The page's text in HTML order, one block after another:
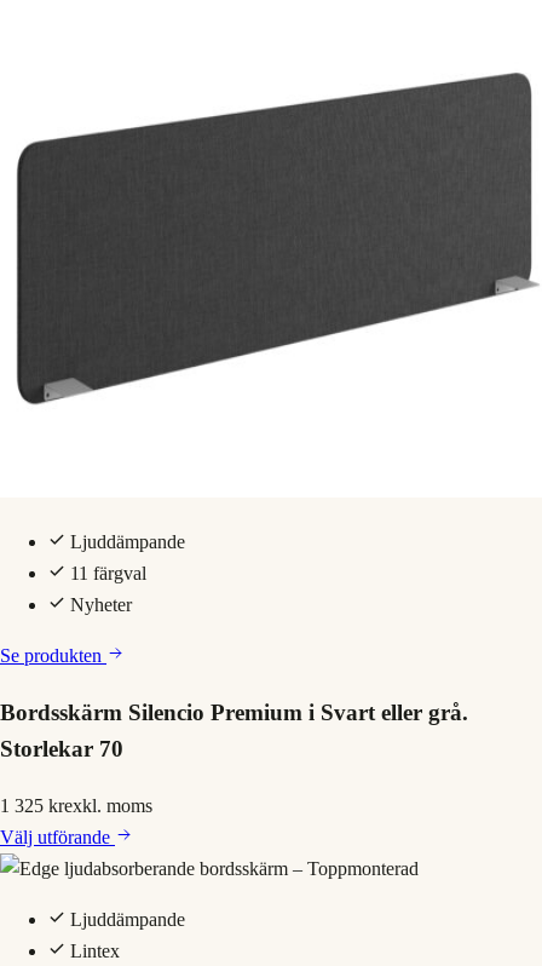
Ljuddämpande
11 färgval
Nyheter
Se produkten
Bordsskärm Silencio Premium i Svart eller grå.
Storlekar 70
1 325 krexkl. moms
Välj utförande
Ljuddämpande
Lintex